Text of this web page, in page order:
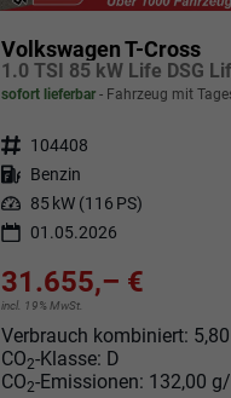
Volkswagen T-Cross
sofort lieferbar Fahrzeug mit
Fahrzeugnr. 104408
Kraftstoff Benzin
Leistung 85 kW (116 PS)
01.05.2026
31.655,– €
incl. 19% MwSt.
Verbrauch kombiniert:
CO2-Klasse: D
CO2-Emissionen: 132,00